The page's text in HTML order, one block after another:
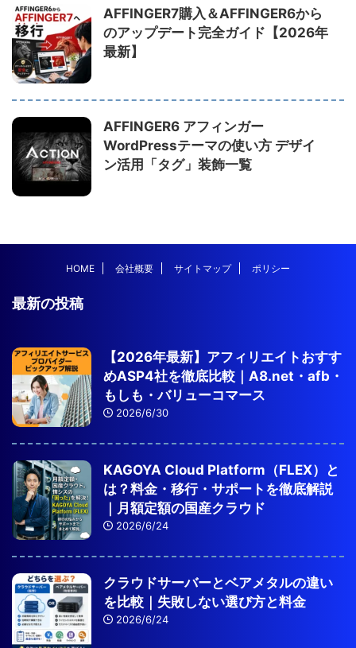
AFFINGER7購入＆AFFINGER6から
のアップデート完全ガイド【2026年
最新】
AFFINGER6 アフィンガー
WordPressテーマの使い方 デザイ
ン活用「タグ」装飾一覧
HOME 会社概要 サイトマップ ポリシー
最新の投稿
【2026年最新】アフィリエイトおすす
めASP4社を徹底比較｜A8.net・afb・
もしも・バリューコマース
2026/6/30
KAGOYA Cloud Platform（FLEX）と
は？料金・移行・サポートを徹底解説
｜月額定額の国産クラウド
2026/6/24
クラウドサーバーとベアメタルの違い
を比較｜失敗しない選び方と料金
2026/6/24